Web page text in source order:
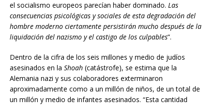
el socialismo europeos parecían haber dominado. Las
consecuencias psicológicas y sociales de esta degradación del
hombre moderno ciertamente persistirán mucho después de la
liquidación del nazismo y el castigo de los culpables”.
Dentro de la cifra de los seis millones y medio de judíos
asesinados en la Shoah (catástrofe), se estima que la
Alemania nazi y sus colaboradores exterminaron
aproximadamente como a un millón de niños, de un total de
un millón y medio de infantes asesinados. “Esta cantidad